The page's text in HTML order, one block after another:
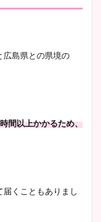
広島県との県境の
間以上かかるため、
くこともありまし